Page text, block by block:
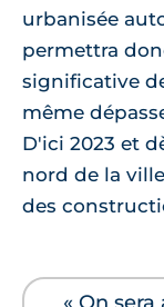
urbanisée
permettra
significative
même
D'ici 2023 et
nord de la
des